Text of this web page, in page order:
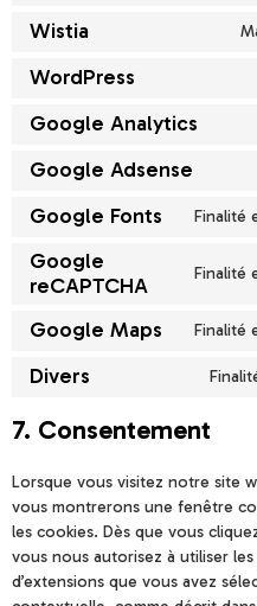
Wistia
WordPress
Google Analytics
Google Adsense
Google Fonts Finalité
Google
reCAPTCHA
Finalité
Google Maps Finalité
Divers
7. Consentement
Lorsque vous visitez notre site
vous montrerons une fenêtre
les cookies. Dès que vous
vous nous autorisez à utiliser
d’extensions que vous avez